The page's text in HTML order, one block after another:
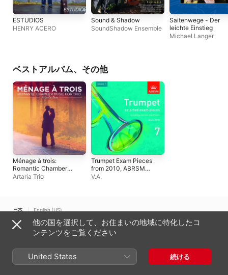
ESTUDIOS
HENRY ACERO
Sound & Shadow
SoundShadow Ensemble
Saitenwege - Der
leichte Einstieg
Michael Langer
ベストアルバム、その他
Ménage à trois:
Romantic Chamber
Music for Trio
Artaria Trio
Trumpet Exam Pieces
from 2010, ABRSM
Grade 7
V.A.
日本 English (US)
Copyright © 2026 Apple Inc.
All rights reserved.
Cookieに関する警告
サポート フィードバック
他の国を選択して、お住まいの地域に特化したコ
ンテンツをご覧ください
United States 続ける